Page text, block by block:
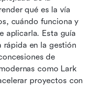
qué es la vía
cuándo funciona y
aplicarla. Esta guía
rápida en la gestión
de
como Lark
proyectos con